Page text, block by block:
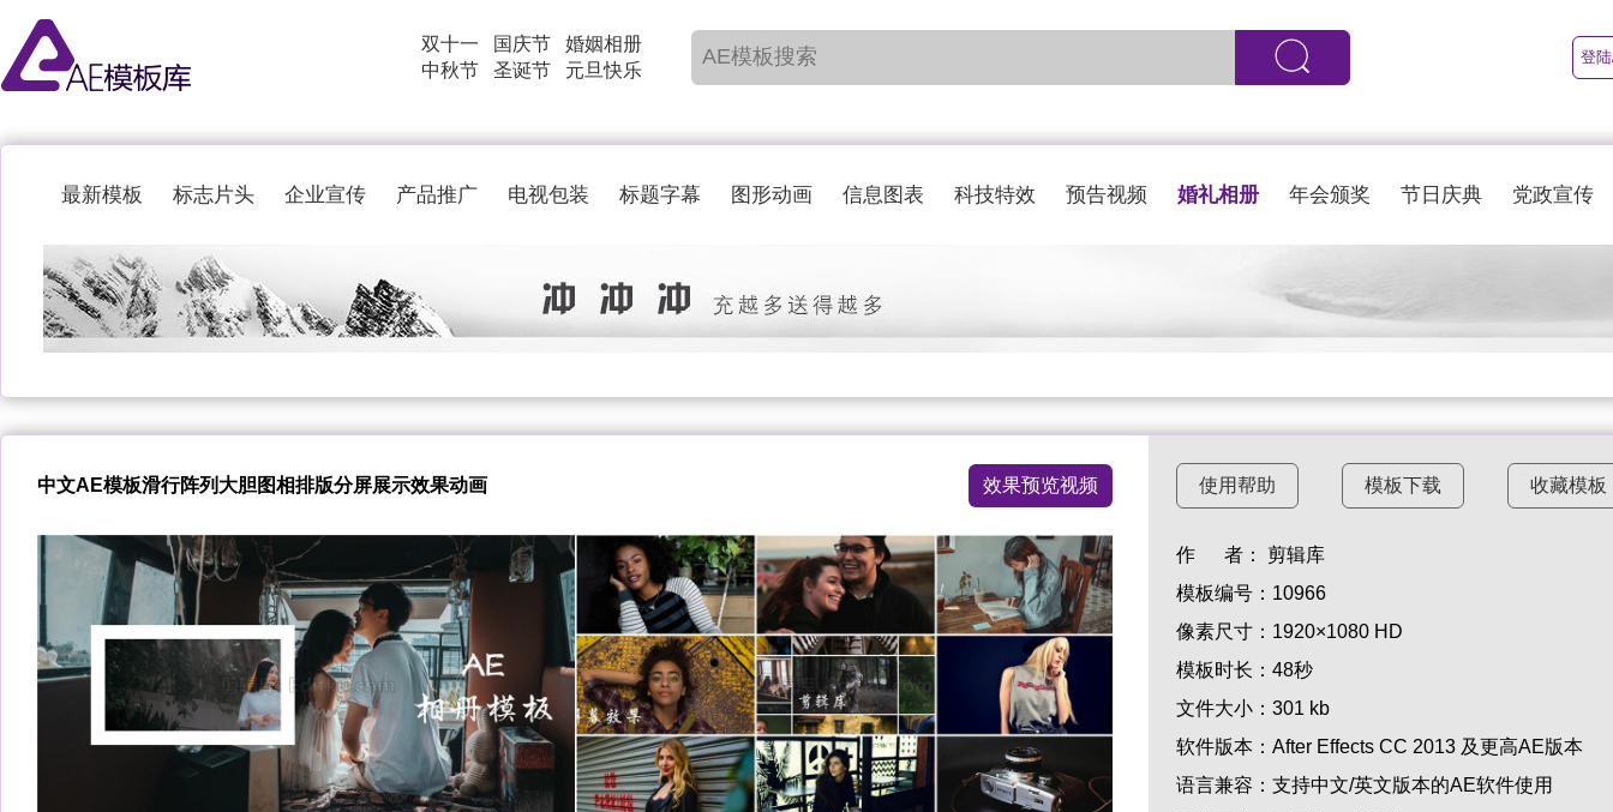
双十一
中秋节
国庆节
圣诞节
婚姻相册
元旦快乐
登
最新模板 标志片头 企业宣传 产品推广 电视包装 标题字幕 图形动画 信息图表 科技特效 预告视频 婚礼相册 年会颁奖 节日庆典 党政宣传
中文AE模板滑行阵列大胆图相排版分屏展示效果动画 效果预览视频 使用帮助 模板下载 收藏模板
作 者：
剪辑库
模板编号： 10966
像素尺寸： 1920×1080 HD
模板时长： 48秒
文件大小： 301 kb
软件版本： After Effects CC 2013 及更高AE版本
语言兼容： 支持中文/英文版本的AE软件使用